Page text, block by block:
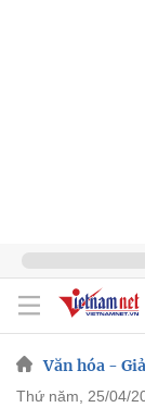
Văn hóa -
thứ năm, 25/04/